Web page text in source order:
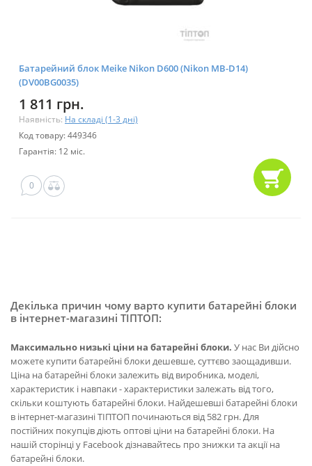
Батарейний блок Meike Nikon D600 (Nikon MB-D14)
(DV00BG0035)
1 811 грн.
Наявність: На складі (1-3 дні)
Код товару: 449346
Гарантія: 12 міс.
0
Декілька причин чому варто купити батарейні блоки
в інтернет-магазині ТІПТОП:
Максимально низькі ціни на батарейні блоки. У нас Ви дійсно
можете купити батарейні блоки дешевше, суттєво заощадивши.
Ціна на батарейні блоки залежить від виробника, моделі,
характеристик і навпаки - характеристики залежать від того,
скільки коштують батарейні блоки. Найдешевші батарейні блоки
в інтернет-магазині ТІПТОП починаються від 582 грн. Для
постійних покупців діють оптові ціни на батарейні блоки. На
нашій сторінці у Facebook дізнавайтесь про знижки та акції на
батарейні блоки.